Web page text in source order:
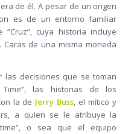
de él. A pesar de un origen
es de un entorno familiar
cuya historia incluye
de una misma moneda
las decisiones que se toman
las historias de los
la de Jerry Buss, el mítico y
a quien se le atribuye la
o sea que el equipo